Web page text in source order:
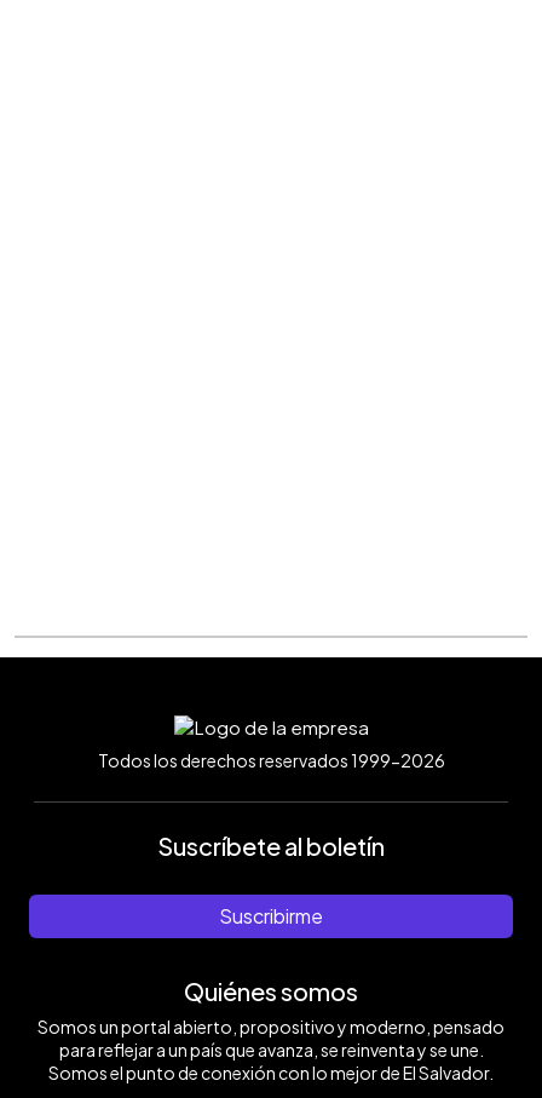
Todos los derechos reservados 1999-2026
Suscríbete al boletín
Suscribirme
Quiénes somos
Somos un portal abierto, propositivo y moderno, pensado
para reflejar a un país que avanza, se reinventa y se une.
Somos el punto de conexión con lo mejor de El Salvador.